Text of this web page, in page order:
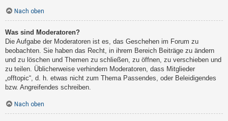
Nach oben
Was sind Moderatoren?
Die Aufgabe der Moderatoren ist es, das Geschehen im Forum zu
beobachten. Sie haben das Recht, in ihrem Bereich Beiträge zu ändern
und zu löschen und Themen zu schließen, zu öffnen, zu verschieben und
zu teilen. Üblicherweise verhindern Moderatoren, dass Mitglieder
„offtopic“, d. h. etwas nicht zum Thema Passendes, oder Beleidigendes
bzw. Angreifendes schreiben.
Nach oben